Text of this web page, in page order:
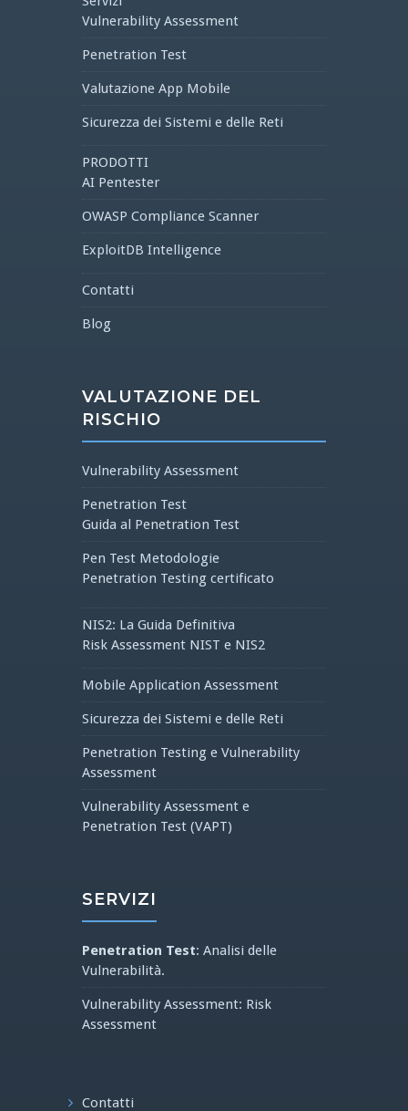
Vulnerability Assessment
Penetration Test
Valutazione App Mobile
Sicurezza dei Sistemi e delle Reti
PRODOTTI
AI Pentester
OWASP Compliance Scanner
ExploitDB Intelligence
Contatti
Blog
VALUTAZIONE DEL
RISCHIO
Vulnerability Assessment
Penetration Test
Guida al Penetration Test
Pen Test Metodologie
Penetration Testing certificato
NIS2: La Guida Definitiva
Risk Assessment NIST e NIS2
Mobile Application Assessment
Sicurezza dei Sistemi e delle Reti
Penetration Testing e Vulnerability
Assessment
Vulnerability Assessment e
Penetration Test (VAPT)
SERVIZI
Penetration Test: Analisi delle
Vulnerabilità.
Vulnerability Assessment: Risk
Assessment
Contatti